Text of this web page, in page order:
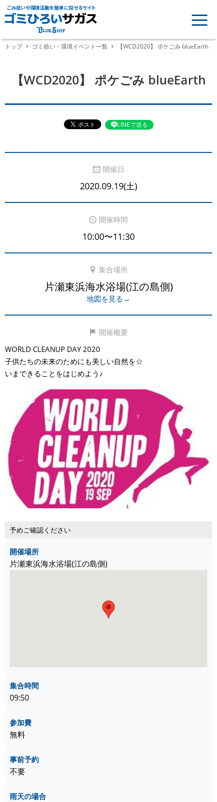
ごみ拾いや環境活動を簡単に探せるサイト
トップ ゴミ拾い・環境イベント一覧 【WCD2020】 ポケごみ blueEarth
【WCD2020】 ポケごみ blueEarth
LINEで送る
開催日
2020.09.19(土)
開催時間
10:00〜11:30
集合場所
片瀬東浜海水浴場(江の島側)
地図を見る→
開催概要
WORLD CLEANUP DAY 2020
子供たちの未来のためにも美しい自然を☆
いまできることをはじめよう♪
予めご確認ください
開催場所
片瀬東浜海水浴場(江の島側)
集合時間
09:50
参加費
無料
事前予約
不要
雨天の場合